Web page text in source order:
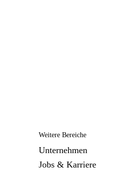
Weitere Bereiche
Unternehmen
Jobs & Karriere